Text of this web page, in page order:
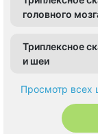
головного
Триплексное
и шеи
Просмотр всех